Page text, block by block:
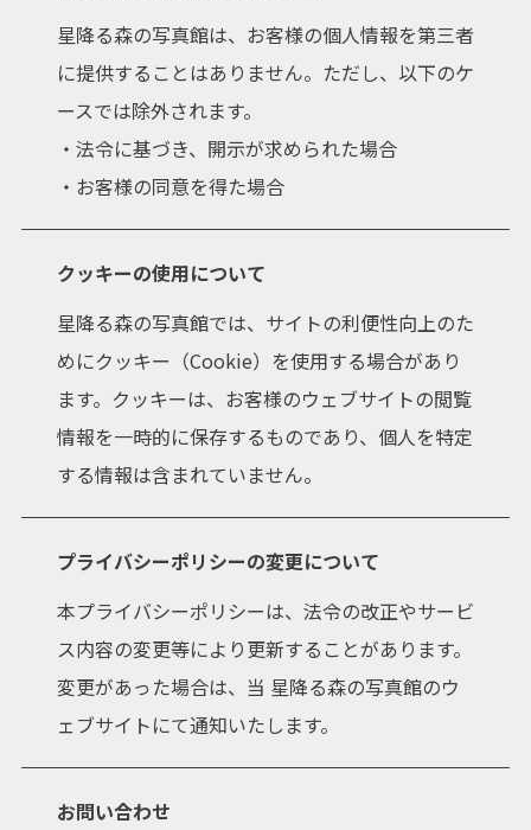
星降る森の写真館につい
て
受賞歴
会社概要 プライバシーポリシー
ご依頼の流れ よくあるご質問
お問い合わせ
星降る森の写真館は、お客様の個人情報を第三者
に提供することはありません。ただし、以下のケ
ースでは除外されます。
・法令に基づき、開示が求められた場合
・お客様の同意を得た場合
クッキーの使用について
星降る森の写真館では、サイトの利便性向上のた
めにクッキー（Cookie）を使用する場合があり
ます。クッキーは、お客様のウェブサイトの閲覧
情報を一時的に保存するものであり、個人を特定
する情報は含まれていません。
プライバシーポリシーの変更について
本プライバシーポリシーは、法令の改正やサービ
ス内容の変更等により更新することがあります。
変更があった場合は、当 星降る森の写真館のウ
ェブサイトにて通知いたします。
お問い合わせ